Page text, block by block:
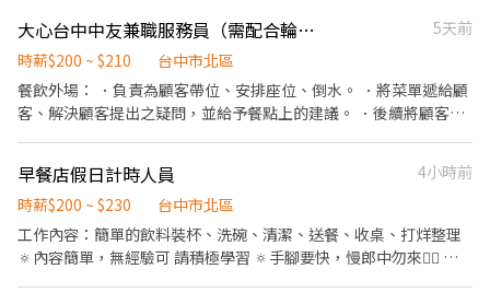
退、免費員工飲品、生日禮金、三節禮金與中秋禮品、油資津貼、
打烊津貼、特休代金、尾牙
大心台中中友兼職服務員（需配合輪班）
5天前
時薪$200 ~ $210
台中市北區
餐飲外場： ．負責為顧客帶位、安排座位、倒水。 ．將菜單遞給顧
客、解決顧客提出之疑問，並給予餐點上的建議。 ．後續將顧客點
早餐店假日計時人員
4小時前
時薪$200 ~ $230
台中市北區
工作內容：簡單的飲料裝杯、洗碗、清潔、送餐、收桌、打烊整理
🔅內容簡單，無經驗可 請積極學習 🔅手腳要快，慢郎中勿來🙅‍♀️ 🔅